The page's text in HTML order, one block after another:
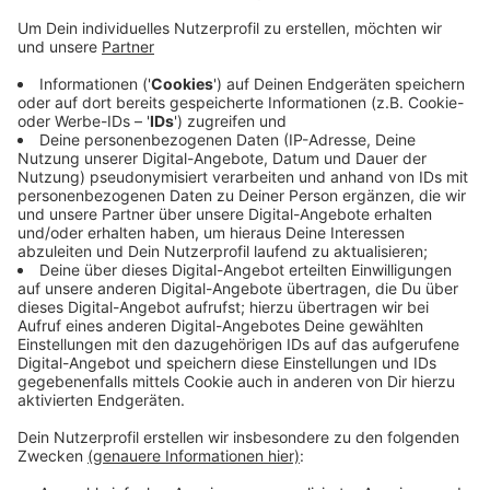
mehr als 70 Prozent. Die meisten haben die
Grundsteuererklärung online abgegeben, melden
die Finanzämter. Alle Eigentümerinnen und
Eigentümer, die trotz der Pflicht noch keine
Grundsteuererklärung abgegeben werden,
bekommen jetzt eine Erinnerung per Post. Wer die
Steuererklärung zu spät abgibt, könnte eine
Strafe zahlen müssen. Damit alle weiterhin Hilfe
bei der Grundsteuererklärung bekommen, bleiben
die Info-Plattform und die Hilfs-Hotlines weiter
aktiv, heißt es von den Finanzämtern.
Veröffentlicht:Mittwoch, 01.02.2023 09:43
Anzeige